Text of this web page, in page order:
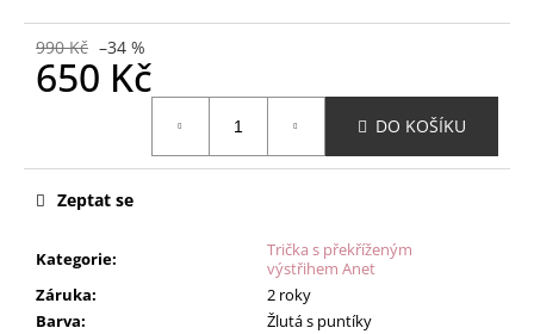
990 Kč –34 %
650 Kč
DO KOŠÍKU
Kategorie:
Trička s překříženým
výstřihem Anet
Záruka:
2 roky
Barva:
Žlutá s puntíky
Zeptat se